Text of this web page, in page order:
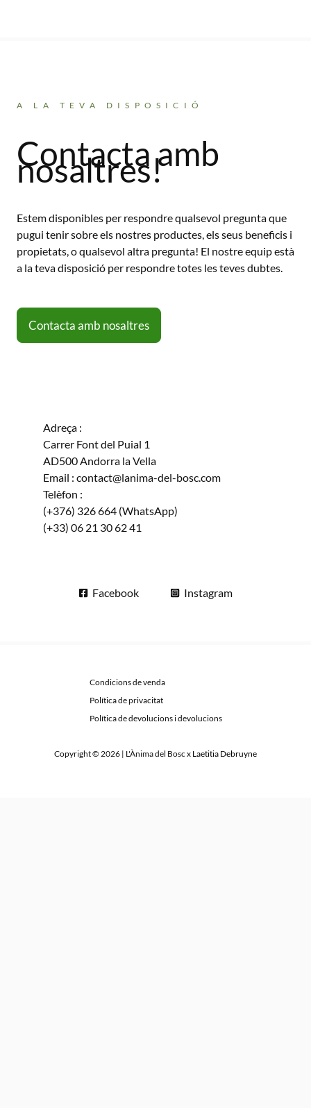
A LA TEVA DISPOSICIÓ
Contacta amb
nosaltres!
Estem disponibles per respondre qualsevol pregunta que
pugui tenir sobre els nostres productes, els seus beneficis i
propietats, o qualsevol altra pregunta! El nostre equip està
a la teva disposició per respondre totes les teves dubtes.
Contacta amb nosaltres
Adreça :
Carrer Font del Puial 1
AD500 Andorra la Vella
Email : contact@lanima-del-bosc.com
Telèfon :
(+376) 326 664 (WhatsApp)
(+33) 06 21 30 62 41
Facebook Instagram
Condicions de venda
Política de privacitat
Política de devolucions i devolucions
Copyright © 2026 | L'Ànima del Bosc x Laetitia Debruyne